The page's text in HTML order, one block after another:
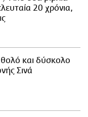
20 χρόνια,
και δύσκολο
Σινά